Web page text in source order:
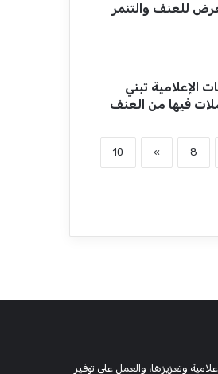
للعنف والتنمر
الإعلامية تبني
فيها من العنف
8
»
10
الحريات الصحفية والإعلامية وتعزيزها، والعمل على توفير